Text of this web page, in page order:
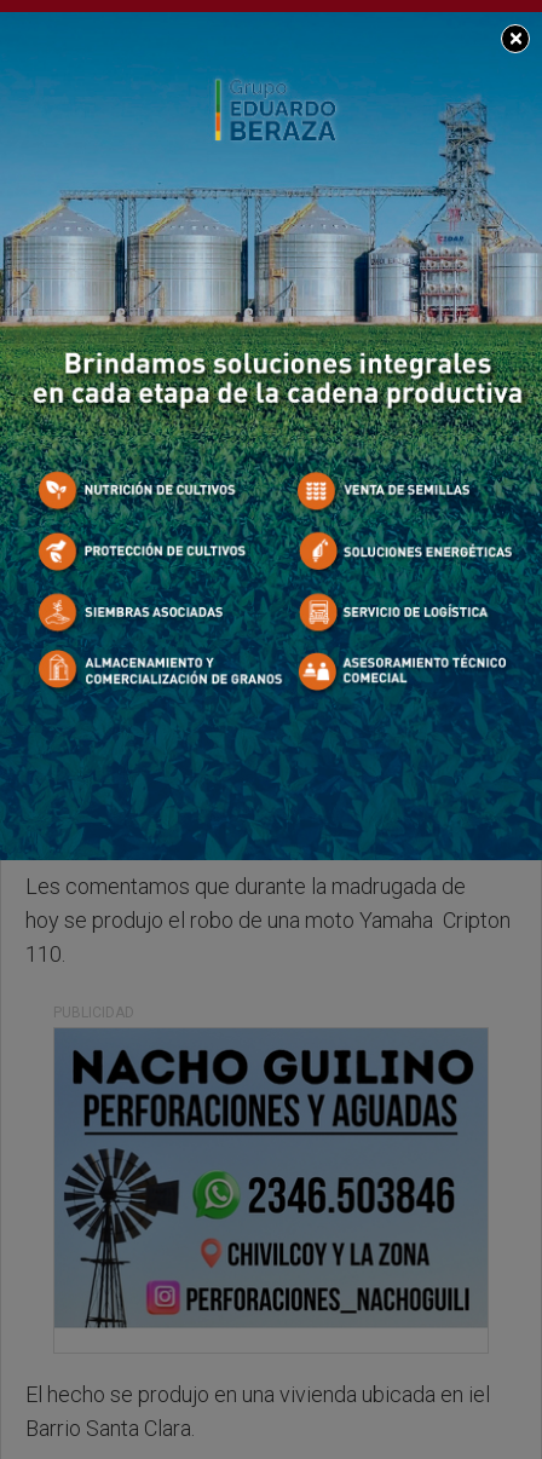
×
POLICIALES
Inseguridad: Robaron 1
moto en las últimas
horas en Chacabuco
Miercoles, 07 de Enero de 2026 . 07:37 Hs.
Les comentamos que durante la madrugada de
hoy se produjo el robo de una moto Yamaha Cripton
110.
PUBLICIDAD
El hecho se produjo en una vivienda ubicada en iel
Barrio Santa Clara.